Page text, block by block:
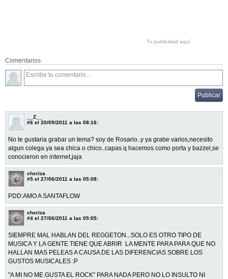
Tu publicidad aquí
Comentarios
__Z__
#6 el 20/09/2011 a las 08:16:
No te gustaria grabar un tema? soy de Rosario..y ya grabe varios,necesito
algun colega ya sea chica o chico..capas q hacemos como porta y bazzel,se
conocieron en internet,jaja
chxriza
#5 el 27/06/2011 a las 05:08:
PDD:AMO A SANTAFLOW
chxriza
#4 el 27/06/2011 a las 05:05:
SIEMPRE MAL HABLAN DEL REGGETON...SOLO ES OTRO TIPO DE
MUSICA Y LA GENTE TIENE QUE ABRIR LA MENTE PARA PARA QUE NO
HALLAN MAS PELEAS A CAUSA DE LAS DIFERENCIAS SOBRE LOS
GUSTOS MUSICALES :P
"A MI NO ME GUSTA EL ROCK" PARA NADA PERO NO LO INSULTO NI